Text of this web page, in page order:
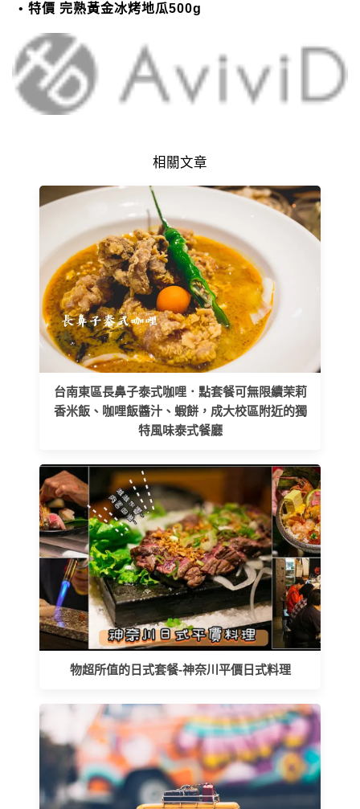
特價 完熟黃金冰烤地瓜500g
相關文章
台南東區長鼻子泰式咖哩．點套餐可無限續茉莉
香米飯、咖哩飯醬汁、蝦餅，成大校區附近的獨
特風味泰式餐廳
物超所值的日式套餐-神奈川平價日式料理